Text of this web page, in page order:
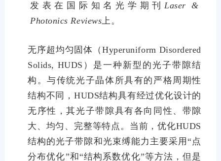
发表在国际知名光学期刊Laser &
Photonics Reviews上。
无序超均匀固体（Hyperuniform Disordered
Solids, HUDS）是一种新型的光子带隙结
构。与传统光子晶体所具有的严格周期性
结构不同，HUDS结构具有经过优化设计的
无序性，其光子带隙具有各向同性、带隙
大、均匀、完整等特点。当前，优化HUDS
结构的光子带隙和光束缚能力主要采用“点
分布优化”和“结构系数优化”等方法，但是